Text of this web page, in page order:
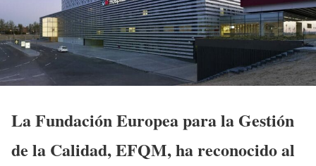
La Fundación Europea para la Gestión
de la Calidad, EFQM, ha reconocido al